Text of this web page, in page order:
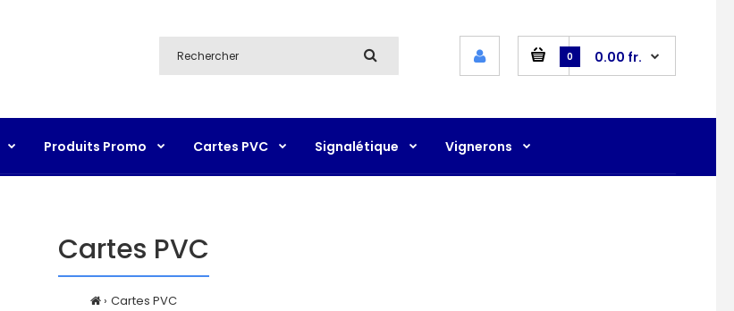
0 0.00 fr.
Produits Promo Cartes PVC Signalétique Vignerons
Cartes PVC
Cartes PVC